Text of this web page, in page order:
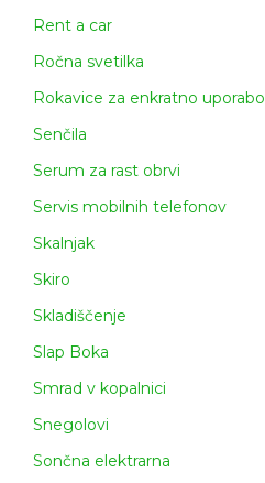
Rent a car
Ročna svetilka
Rokavice za enkratno uporabo
Senčila
Serum za rast obrvi
Servis mobilnih telefonov
Skalnjak
Skiro
Skladiščenje
Slap Boka
Smrad v kopalnici
Snegolovi
Sončna elektrarna